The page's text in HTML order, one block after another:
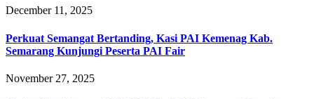
December 11, 2025
Perkuat Semangat Bertanding, Kasi PAI Kemenag Kab.
Semarang Kunjungi Peserta PAI Fair
November 27, 2025